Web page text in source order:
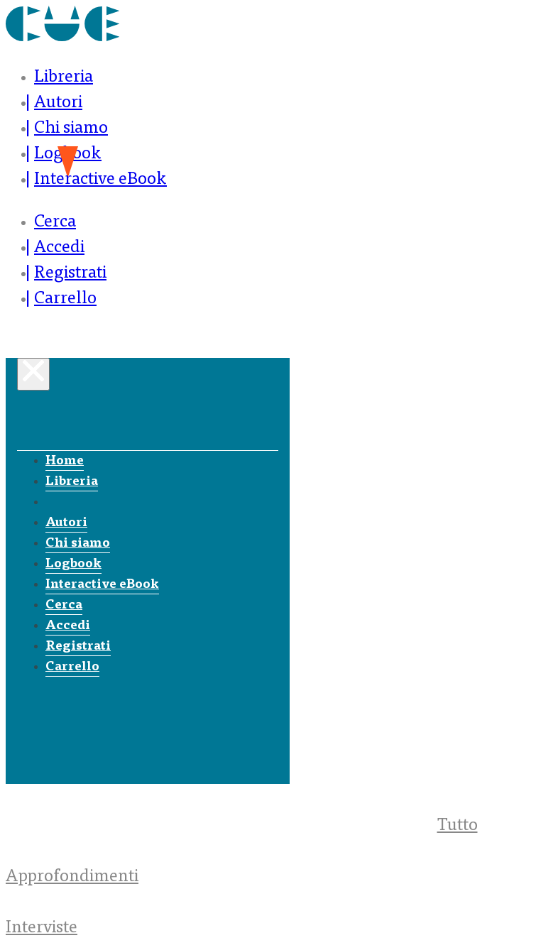
Libreria
Autori
Chi siamo
Logbook
Interactive eBook
Cerca
Accedi
Registrati
Carrello
Home
Libreria
Autori
Chi siamo
Logbook
Interactive eBook
Cerca
Accedi
Registrati
Carrello
Tutto
Approfondimenti
Interviste